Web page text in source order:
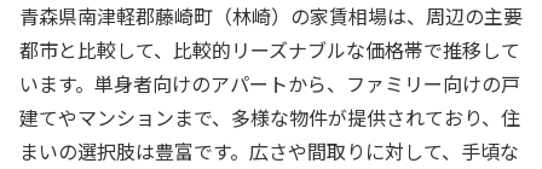
青森県南津軽郡藤崎町（林崎）の家賃相場は、周辺の主要
都市と比較して、比較的リーズナブルな価格帯で推移して
います。単身者向けのアパートから、ファミリー向けの戸
建てやマンションまで、多様な物件が提供されており、住
まいの選択肢は豊富です。広さや間取りに対して、手頃な